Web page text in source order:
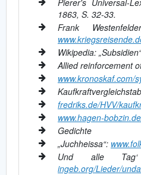
Pierer's Universal-
1863, S. 32-33.
Frank
Wikipedia:
Allied reinforcement
www.kronoskaf.com/
fredriks.de/HVV/
www.hagen-
Gedichte
„Juchheissa“:
Und alle
ingeb.org/Lieder/